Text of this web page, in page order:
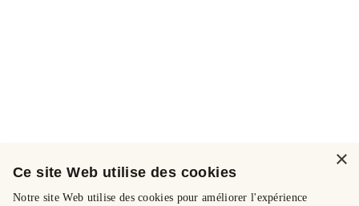
×
Ce site Web utilise des cookies
Notre site Web utilise des cookies pour améliorer l'expérience